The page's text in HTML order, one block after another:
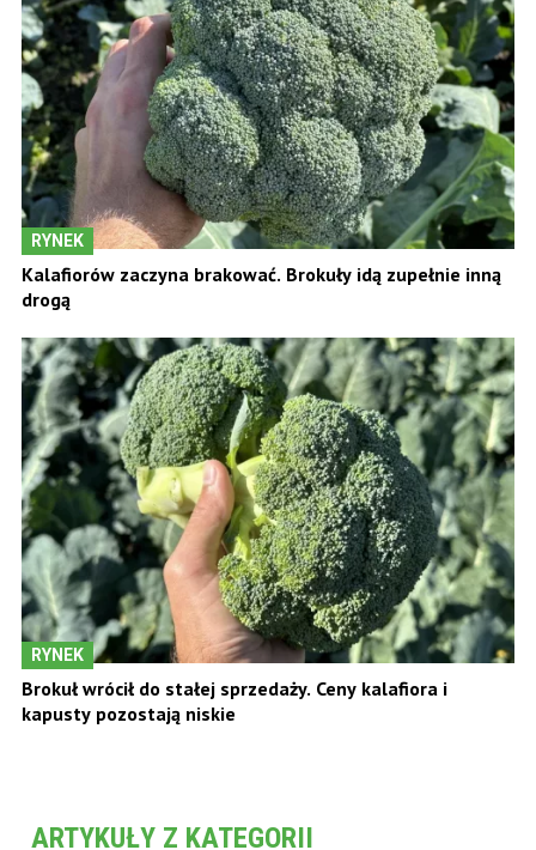
RYNEK
Kalafiorów zaczyna brakować. Brokuły idą zupełnie inną
drogą
RYNEK
Brokuł wrócił do stałej sprzedaży. Ceny kalafiora i
kapusty pozostają niskie
ARTYKUŁY Z KATEGORII